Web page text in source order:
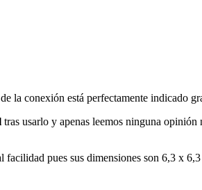
la conexión está perfectamente indicado
tras usarlo y apenas leemos ninguna opinión
pues sus dimensiones son 6,3 x